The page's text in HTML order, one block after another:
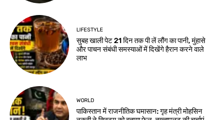
LIFESTYLE
सुबह खाली पेट 21 दिन तक पी लें लौंग का पानी, मुंहासे
और पाचन संबंधी समस्याओं में दिखेंगे हैरान करने वाले
लाभ
WORLD
पाकिस्तान में राजनीतिक घमासान: गृह मंत्री मोहसिन